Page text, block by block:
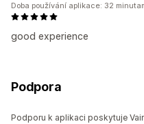
good experience
Doba používání aplikace: 32
Podpora
Podporu k aplikaci poskytuje